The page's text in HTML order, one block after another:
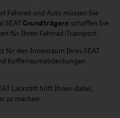
Fahrrad und Auto müssen Sie
SEAT Grundträgern schaffen Sie
für Ihren Fahrrad-Transport.
für den Innenraum Ihres SEAT
Kofferraumabdeckungen
Lackstift hilft Ihnen dabei,
zu machen.